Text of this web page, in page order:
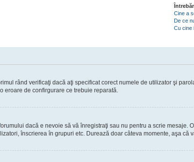
Cine a
De ce
Cu cine
rând verificaţi dacă aţi specificat corect numele de utilizator şi
eroare de confirgurare ce trebuie reparată.
dacă e nevoie să vă înregistraţi sau nu pentru a scrie
înscrierea în grupuri etc. Durează doar câteva momente, aşa că